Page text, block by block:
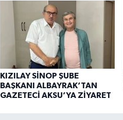
KIZILAY SİNOP ŞUBE
BAŞKANI ALBAYRAK’TAN
GAZETECİ AKSU’YA ZİYARET